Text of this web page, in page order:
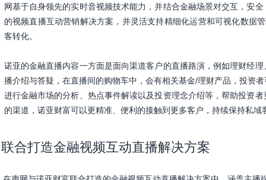
网基于自身领先的实时音视频技术能力，并结合金融场景对交互，安
的视频直播互动营销解决方案，并灵活支持精细化运营和可视化数据
客转化。
诺亚的金融直播内容一方面是面向渠道客户的直播路演，例如理财经
播介绍与答疑，在直播间的购物车中，会有相关基金/理财产品，投资
进行金融市场的分析、热点事件解读以及投资理念介绍等，帮助投资
的渠道，诺亚财富可以更精准、便利的接触到更多客户，持续保持私域
联合打造金融视频互动直播解决方案